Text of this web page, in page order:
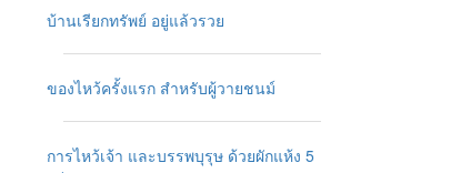
บ้านเรียกทรัพย์ อยู่แล้วรวย
ของไหว้ครั้งแรก สำหรับผู้วายชนม์
การไหว้เจ้า และบรรพบุรุษ ด้วยผักแห้ง 5